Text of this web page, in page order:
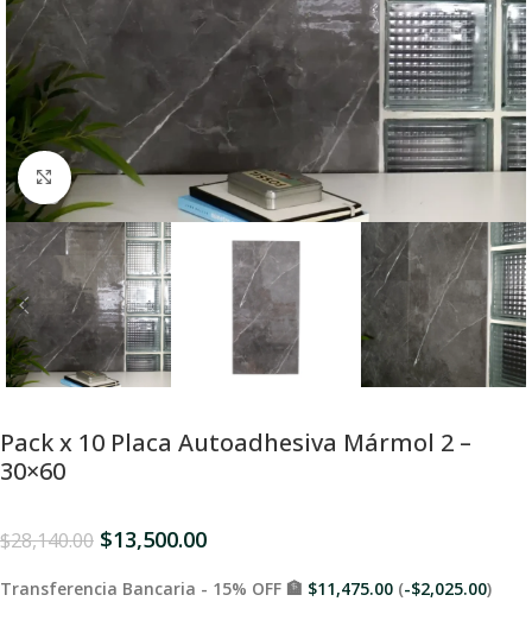
Click para Expandir
Pack x 10 Placa Autoadhesiva Mármol 2 –
30×60
$28,140.00 $13,500.00
Transferencia Bancaria - 15% OFF 🏦 $11,475.00 (-$2,025.00)